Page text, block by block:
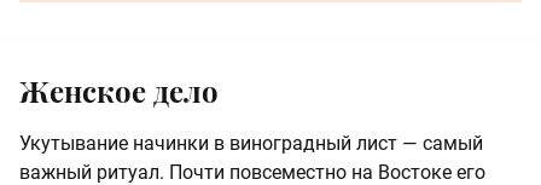
Женское дело
Укутывание начинки в виноградный лист — самый
важный ритуал. Почти повсеместно на Востоке его